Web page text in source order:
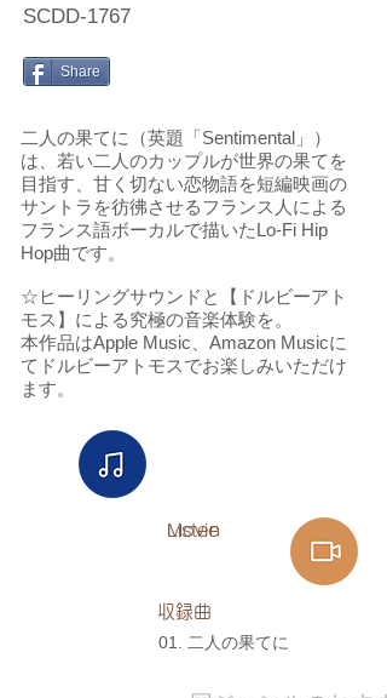
SCDD-1767
Share
二人の果てに（英題「Sentimental」）
は、若い二人のカップルが世界の果てを
目指す、甘く切ない恋物語を短編映画の
サントラを彷彿させるフランス人による
フランス語ボーカルで描いたLo-Fi Hip
Hop曲です。
☆ヒーリングサウンドと【ドルビーアト
モス】による究極の音楽体験を。
本作品はApple Music、Amazon Musicに
てドルビーアトモスでお楽しみいただけ
ます。
Listen​
Movie
​収録曲
01. 二人の果てに